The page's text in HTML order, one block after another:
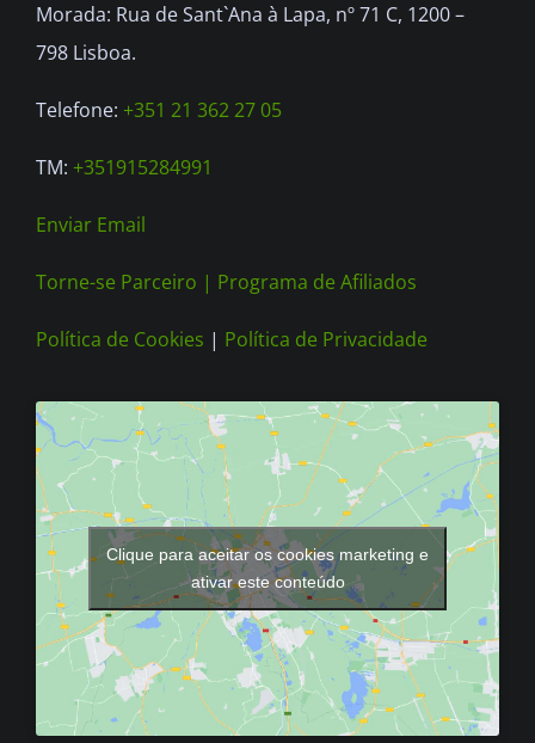
Morada: Rua de Sant`Ana à Lapa, nº 71 C, 1200 –
798 Lisboa.
Telefone: +351 21 362 27 05
TM: +351915284991
Enviar Email
Torne-se Parceiro | Programa de Afiliados
Política de Cookies | Política de Privacidade
Clique para aceitar os cookies marketing e
ativar este conteúdo